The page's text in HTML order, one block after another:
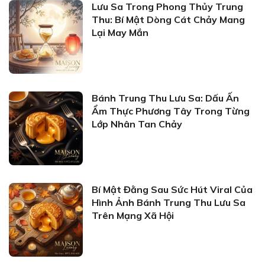
Lưu Sa Trong Phong Thủy Trung
Thu: Bí Mật Dòng Cát Chảy Mang
Lại May Mắn
Bánh Trung Thu Lưu Sa: Dấu Ấn
Ẩm Thực Phương Tây Trong Từng
Lớp Nhân Tan Chảy
Bí Mật Đằng Sau Sức Hút Viral Của
Hình Ảnh Bánh Trung Thu Lưu Sa
Trên Mạng Xã Hội